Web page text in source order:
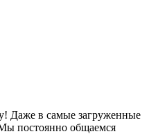
Даже в самые загруженные
постоянно общаемся